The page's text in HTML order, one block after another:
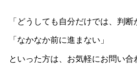
「どうしても自分だけでは、判断
「なかなか前に進まない」
といった方は、お気軽にお問い